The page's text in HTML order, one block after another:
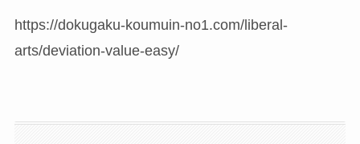
https://dokugaku-koumuin-no1.com/liberal-
arts/deviation-value-easy/